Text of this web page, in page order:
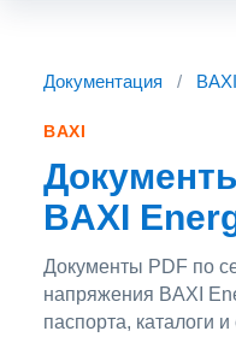
Документация / BAXI
BAXI
BAXI
Документы PDF по
напряжения BAXI
паспорта, каталоги